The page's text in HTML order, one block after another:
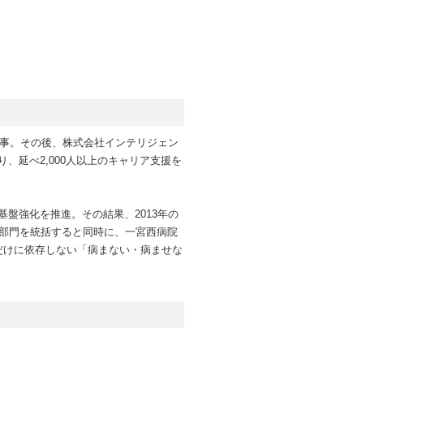
。その後、株式会社インテリジェン
、延べ2,000人以上のキャリア支援を
盤強化を推進。その結果、2013年の
門を統括すると同時に、一宮西病院
に依存しない「病まない・病ませな